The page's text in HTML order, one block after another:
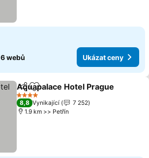
6 webů Ukázat ceny
SdíletPřidat na seznam oblíbených
Aquapalace Hotel Prague
4 Počet hvězdiček
8,8 Vynikající
7 252
1.9 km >> Petřín